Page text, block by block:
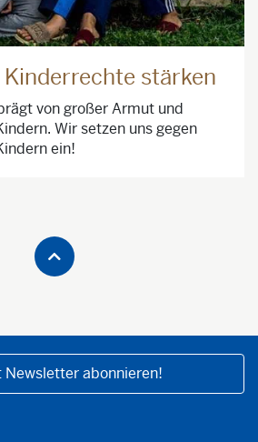
stärken
von großer Armut und
Wir setzen uns gegen
ein!
Newsletter abonnieren!